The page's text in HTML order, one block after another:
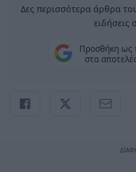
Δες περισσότερα άρθρα
ειδήσεις
Προσθήκη ως
στα